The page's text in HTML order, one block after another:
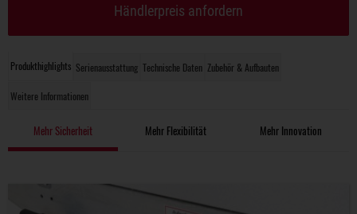
Produkthighlights Serienausstattung Technische Daten Zubehör & Aufbauten
Weitere Informationen
Mehr Sicherheit Mehr Flexibilität Mehr Innovation
Händlerpreis anfordern